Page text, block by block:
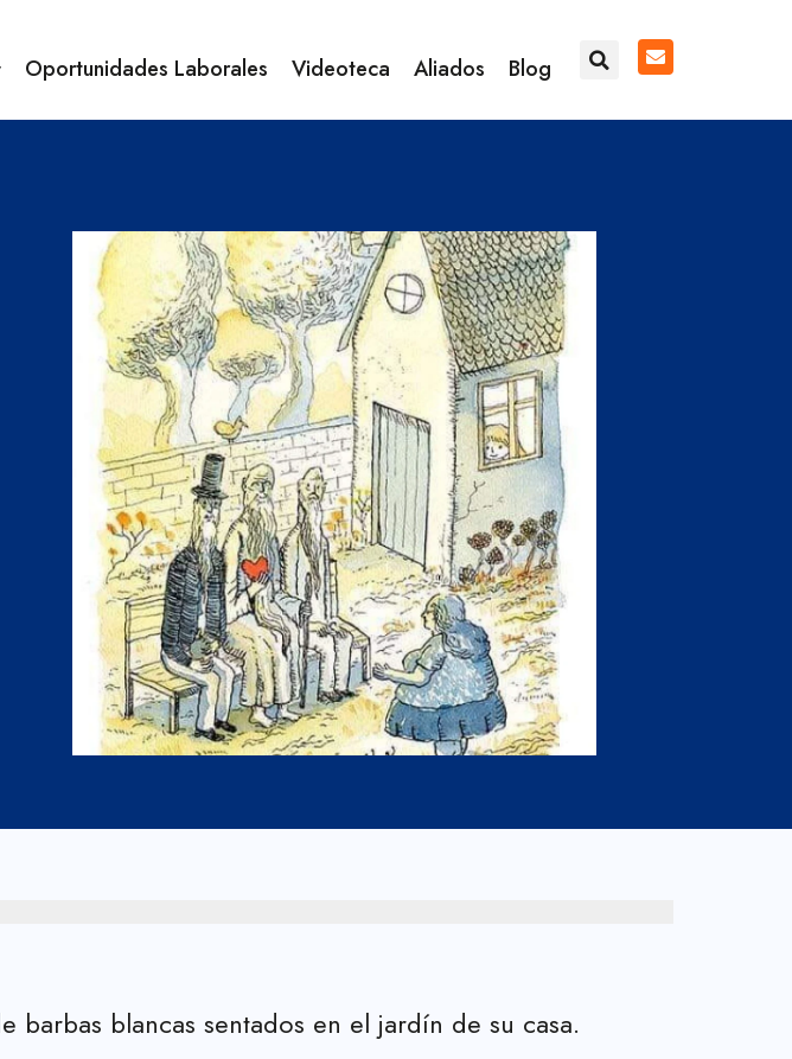
Oportunidades Laborales Videoteca Aliados Blog
barbas blancas sentados en el jardín de su casa.